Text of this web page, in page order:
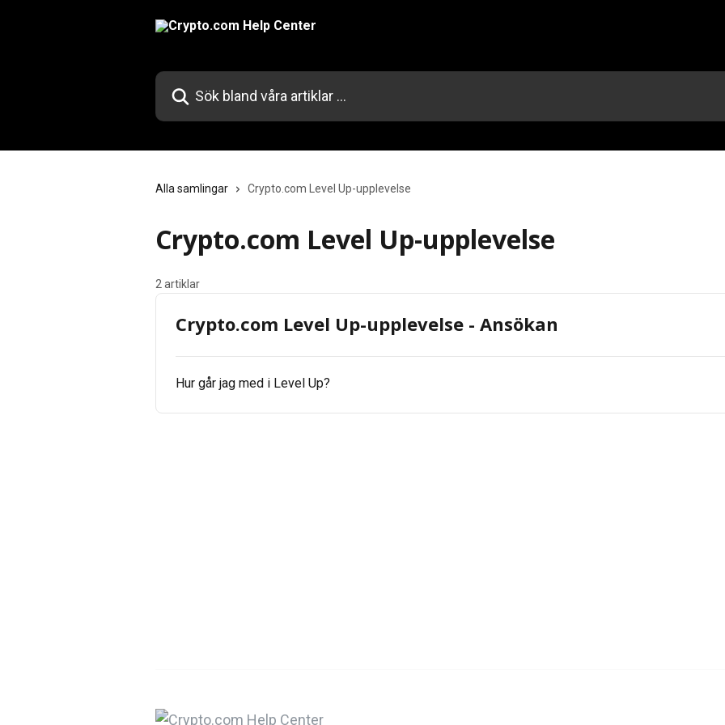
Sök bland våra artiklar …
Alla samlingar Crypto.com Level Up-upplevelse
Crypto.com Level Up-upplevelse
2 artiklar
Crypto.com Level Up-upplevelse - Ansökan
Hur går jag med i Level Up?